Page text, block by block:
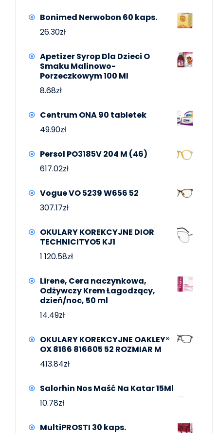
Bonimed Nerwobon 60 kaps.
26.30zł
Apetizer Syrop Dla Dzieci O
Smaku Malinowo-
Porzeczkowym 100 Ml
8.68zł
Centrum ONA 90 tabletek
49.90zł
Persol PO3185V 204 M (46)
617.02zł
Vogue VO 5239 W656 52
307.17zł
OKULARY KOREKCYJNE DIOR
TECHNICITYO5 KJ1
1 120.58zł
Lirene, Cera naczynkowa,
Odżywczy Krem Łagodzący,
dzień/noc, 50 ml
14.49zł
OKULARY KOREKCYJNE OAKLEY®
OX 8166 816605 52 ROZMIAR M
413.84zł
Salorhin Nos Maść Na Katar 15Ml
10.78zł
MultiPROSTI 30 kaps.